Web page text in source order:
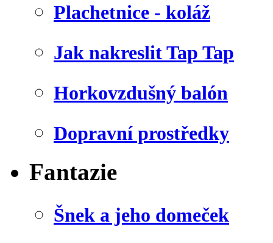
Plachetnice - koláž
Jak nakreslit Tap Tap
Horkovzdušný balón
Dopravní prostředky
Fantazie
Šnek a jeho domeček